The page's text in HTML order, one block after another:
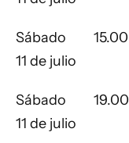
Sábado
11 de julio
15.00
Sábado
11 de julio
19.00